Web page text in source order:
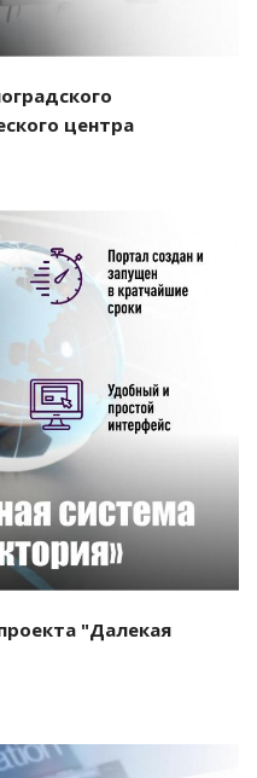
центра
"Далекая